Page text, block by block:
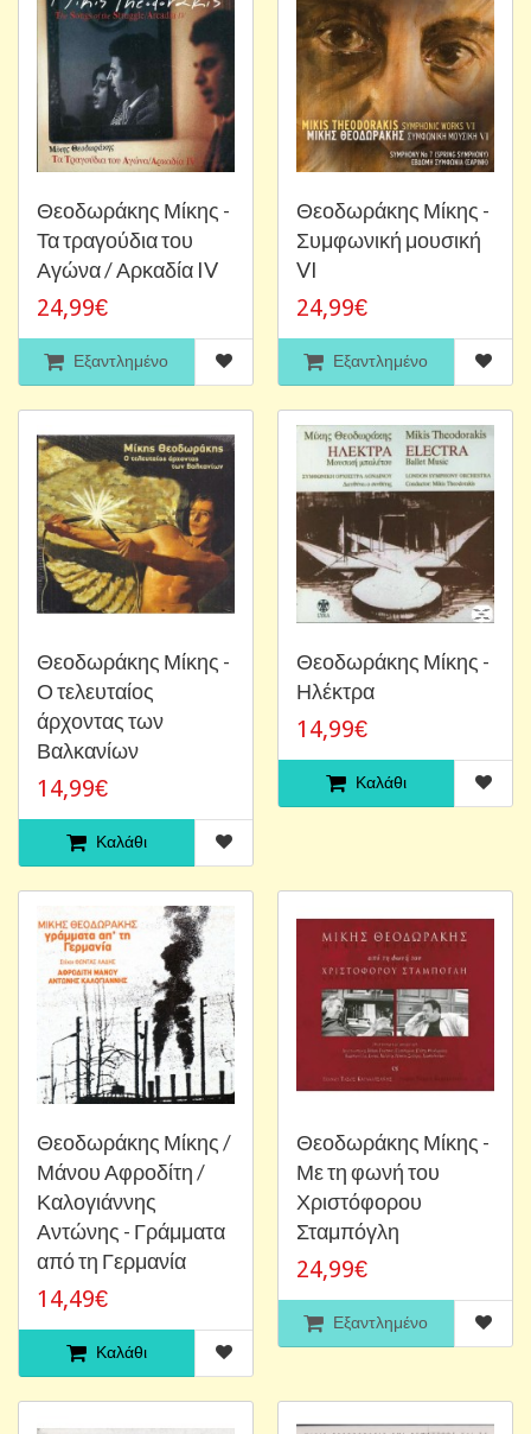
Θεοδωράκης Μίκης -
Τα τραγούδια του
Αγώνα / Αρκαδία IV
24,99€
Εξαντλημένο
Θεοδωράκης Μίκης -
Συμφωνική μουσική
VI
24,99€
Εξαντλημένο
Θεοδωράκης Μίκης -
Ο τελευταίος
άρχοντας των
Βαλκανίων
14,99€
Καλάθι
Θεοδωράκης Μίκης -
Ηλέκτρα
14,99€
Καλάθι
Θεοδωράκης Μίκης /
Μάνου Αφροδίτη /
Καλογιάννης
Αντώνης - Γράμματα
από τη Γερμανία
14,49€
Καλάθι
Θεοδωράκης Μίκης -
Με τη φωνή του
Χριστόφορου
Σταμπόγλη
24,99€
Εξαντλημένο